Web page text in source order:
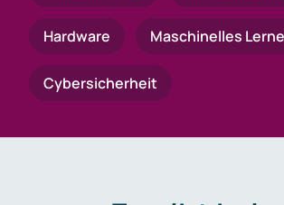
Hardware Maschinelles
Cybersicherheit